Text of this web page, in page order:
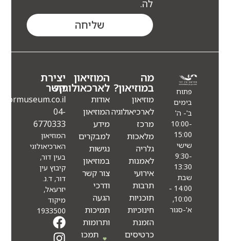
מה
במוזיאון?
מוזיאון
לארכיאולוגיה
מרכז
מלאכות
גלריה
לאמנות
אירועי
תרבות
תוכניות
חינוכיות
המוזיאון
לארכאולוגיה
אודות
המוזיאון
מידע
למבקרים
נגישות
במוזיאון
צור קשר
ודרכי
הגעה
תמיכות
ותרומות
תמכו
יצירת
קשר
Info@eindormuseum.co.il
04-
6770333
המוזיאון
הארכיאולוגי
בעין דור,
קיבוץ עין
דור, ד.נ.
יזרעאל,
מיקוד
1933500